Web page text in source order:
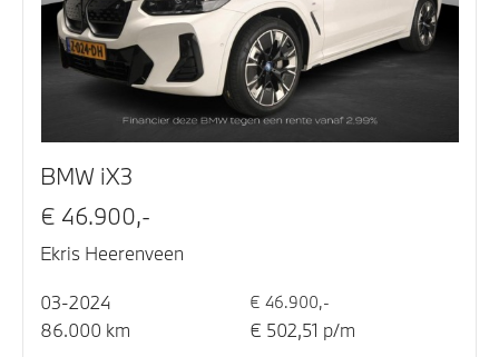
BMW iX3
€ 46.900,-
Ekris Heerenveen
03-2024 € 46.900,-
86.000 km € 502,51 p/m